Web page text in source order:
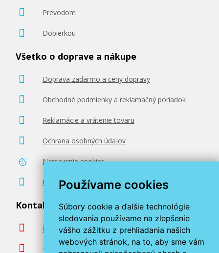
Používame cookies
Súbory cookie a ďalšie technológie
sledovania používame na zlepšenie
vášho zážitku z prehliadania našich
webových stránok, na to, aby sme vám
Prevodom
Dobierkou
Všetko o doprave a nákupe
Doprava zadarmo a ceny dopravy
Obchodné podmienky a reklamačný poriadok
Reklamácie a vrátenie tovaru
Ochrana osobných údajov
Nastavenie cookies
Poradenstvo zadarmo
Kontaktujte nás
info@miroluk.sk
+420 377 222 313